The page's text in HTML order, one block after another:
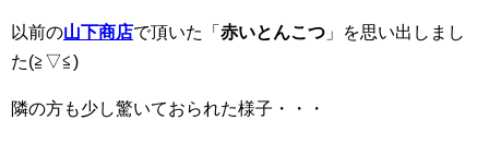
以前の山下商店で頂いた「 赤いとんこつ 」を思い出しまし
た(≧▽≦)
隣の方も少し驚いておられた様子・・・